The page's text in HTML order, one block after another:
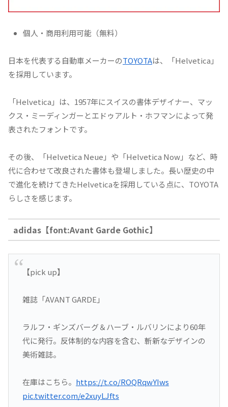
個人・商用利用可能（無料）
日本を代表する自動車メーカーのTOYOTAは、「Helvetica」
を採用しています。
「Helvetica」は、1957年にスイスの書体デザイナー、マッ
クス・ミーディンガーとエドゥアルト・ホフマンによって発
表されたフォントです。
その後、「Helvetica Neue」や「Helvetica Now」など、時
代に合わせて改良された書体も登場しました。長い歴史の中
で進化を続けてきたHelveticaを採用している点に、TOYOTA
らしさを感じます。
adidas【font:Avant Garde Gothic】
【pick up】
雑誌「AVANT GARDE」
ラルフ・ギンズバーグ＆ハーブ・ルバリンにより60年
代に発行。反体制的な内容を含む、斬新なデザインの
美術雑誌。
在庫はこちら。 https://t.co/ROQRqwYIws
pic.twitter.com/e2xuyLJfts